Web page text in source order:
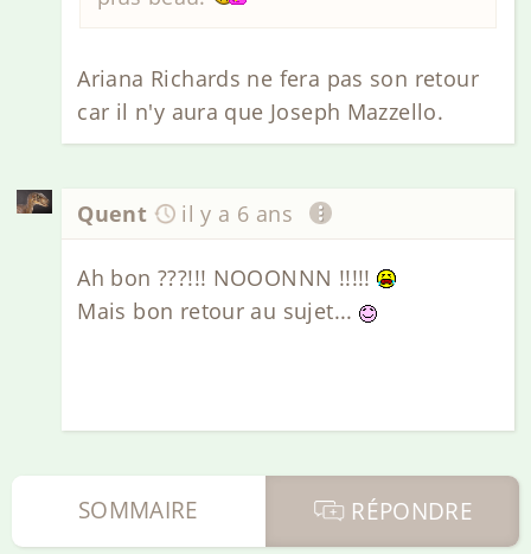
Ariana Richards ne fera pas son retour
car il n'y aura que Joseph Mazzello.
Quent il y a 6 ans
Ah bon ???!!! NOOONNN !!!!!
Mais bon retour au sujet...
RÉPONDRE
SOMMAIRE